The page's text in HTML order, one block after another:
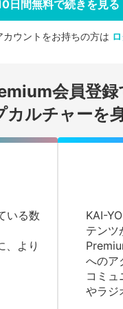
ログインする
日間無料で続きを見る
カウントをお持ちの方は
会員登録
カルチャーを
いる数
、より
KAI-
テンツ
へのア
コミュ
やラジ